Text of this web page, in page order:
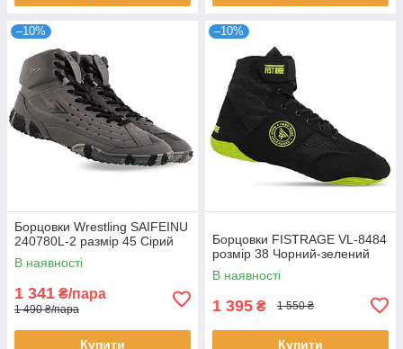
–10%
Борцовки Wrestling SAIFEINU
240780L-2 размір 45 Сірий
В наявності
1 341 ₴/пара
1 490 ₴/пара
Купити
–10%
Борцовки FISTRAGE VL-8484
розмір 38 Чорний-зелений
В наявності
1 395 ₴ 1 550 ₴
Купити